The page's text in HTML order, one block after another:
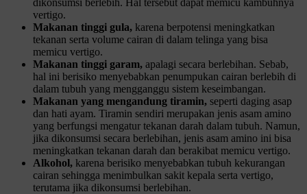
vertigo.
Makanan tinggi gula, karena berpotensi meningkatkan
tekanan serta volume cairan di dalam telinga yang bisa
memicu vertigo.
Makanan tinggi garam, apalagi secara berlebihan. Sebab,
hal ini berisiko menyebabkan penumpukan cairan berlebih di
dalam tubuh yang mengganggu sistem keseimbangan.
Makanan yang mengandung tiramin, seperti daging asap
dan hati ayam. Tiramin sendiri merupakan jenis asam amino
yang berfungsi mengatur tekanan darah dalam tubuh. Namun,
jika dikonsumsi secara berlebihan, jenis asam amino ini bisa
meningkatkan tekanan darah dan berakibat memicu vertigo.
Alkohol, karena berisiko menyebabkan tubuh kekurangan
cairan sehingga menimbulkan sakit kepala serta vertigo,
terutama jika dikonsumsi berlebihan.